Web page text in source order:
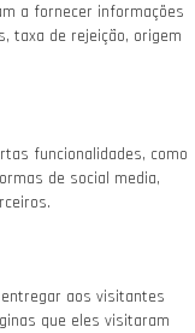
a fornecer informações
taxa de rejeição, origem
funcionalidades, como
de social media,
aos visitantes
que eles visitaram